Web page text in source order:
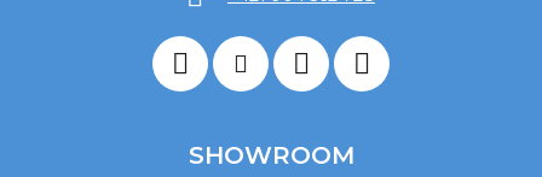
SHOWROOM